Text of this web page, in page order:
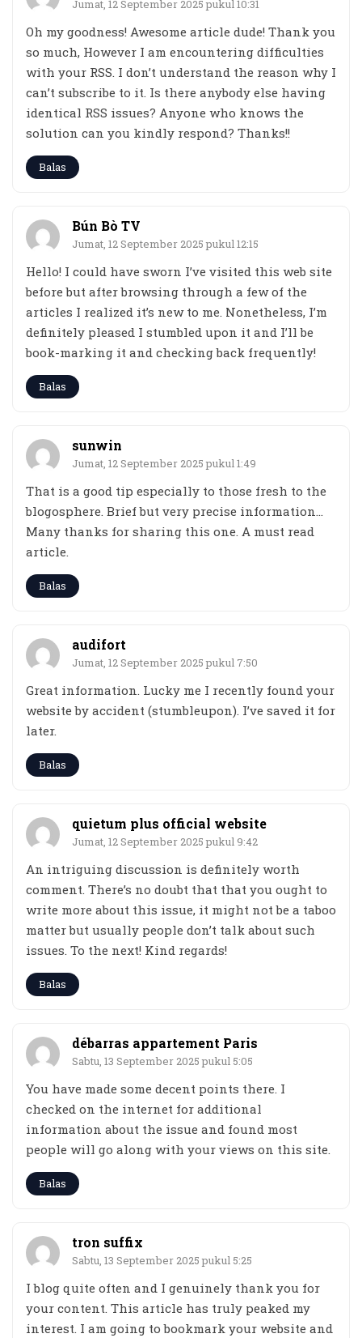
Jumat, 12 September 2025 pukul 10:31
Oh my goodness! Awesome article dude! Thank you
so much, However I am encountering difficulties
with your RSS. I don’t understand the reason why I
can’t subscribe to it. Is there anybody else having
identical RSS issues? Anyone who knows the
solution can you kindly respond? Thanks!!
Balas
Bún Bò TV
Jumat, 12 September 2025 pukul 12:15
Hello! I could have sworn I’ve visited this web site
before but after browsing through a few of the
articles I realized it’s new to me. Nonetheless, I’m
definitely pleased I stumbled upon it and I’ll be
book-marking it and checking back frequently!
Balas
sunwin
Jumat, 12 September 2025 pukul 1:49
That is a good tip especially to those fresh to the
blogosphere. Brief but very precise information…
Many thanks for sharing this one. A must read
article.
Balas
audifort
Jumat, 12 September 2025 pukul 7:50
Great information. Lucky me I recently found your
website by accident (stumbleupon). I’ve saved it for
later.
Balas
quietum plus official website
Jumat, 12 September 2025 pukul 9:42
An intriguing discussion is definitely worth
comment. There’s no doubt that that you ought to
write more about this issue, it might not be a taboo
matter but usually people don’t talk about such
issues. To the next! Kind regards!
Balas
débarras appartement Paris
Sabtu, 13 September 2025 pukul 5:05
You have made some decent points there. I
checked on the internet for additional
information about the issue and found most
people will go along with your views on this site.
Balas
tron suffix
Sabtu, 13 September 2025 pukul 5:25
I blog quite often and I genuinely thank you for
your content. This article has truly peaked my
interest. I am going to bookmark your website and